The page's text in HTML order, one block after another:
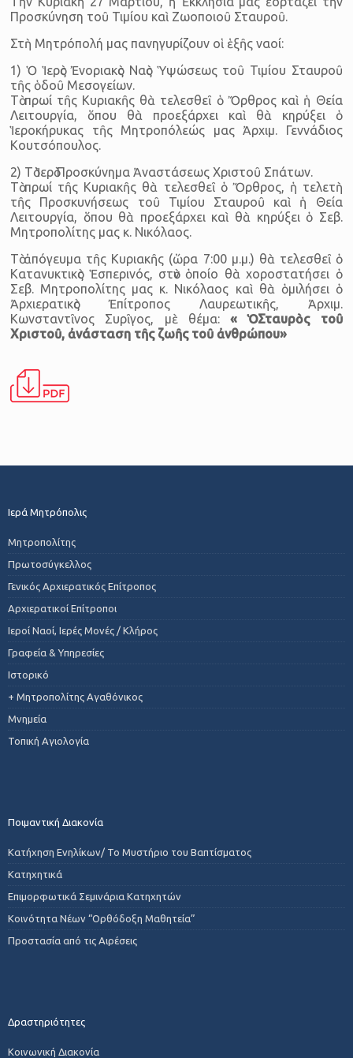
Προσκύνηση τοῦ Τιμίου καὶ Ζωοποιοῦ Σταυροῦ.
Στὴ Μητρόπολή μας πανηγυρίζουν οἱ ἑξῆς ναοί:
1) Ὁ Ἱερὸς Ἐνοριακὸς Ναὸς Ὑψώσεως τοῦ Τιμίου Σταυροῦ
τῆς ὁδοῦ Μεσογείων.
Τὸ πρωί τῆς Κυριακῆς θὰ τελεσθεῖ ὁ Ὄρθρος καὶ ἡ Θεία
Λειτουργία, ὅπου θὰ προεξάρχει καὶ θὰ κηρύξει ὁ
Ἱεροκήρυκας τῆς Μητροπόλεώς μας Ἀρχιμ. Γεννάδιος
Κουτσόπουλος.
2) Τὸ Ἱερὸ Προσκύνημα Ἀναστάσεως Χριστοῦ Σπάτων.
Τὸ πρωί τῆς Κυριακῆς θὰ τελεσθεῖ ὁ Ὄρθρος, ἡ τελετὴ
τῆς Προσκυνήσεως τοῦ Τιμίου Σταυροῦ καὶ ἡ Θεία
Λειτουργία, ὅπου θὰ προεξάρχει καὶ θὰ κηρύξει ὁ Σεβ.
Μητροπολίτης μας κ. Νικόλαος.
Τὸ ἀπόγευμα τῆς Κυριακῆς (ὥρα 7:00 μ.μ.) θὰ τελεσθεῖ ὁ
Κατανυκτικὸς Ἑσπερινός, στὸν ὁποίο θὰ χοροστα­τήσει ὁ
Σεβ. Μητροπολίτης μας κ. Νικό­λαος καὶ θὰ ὁμιλήσει ὁ
Ἀρχιερατικὸς Ἐπίτροπος Λαυρεωτικῆς, Ἀρχιμ.
Κωνσταντῖνος Συρῖγος, μὲ θέμα:« Ὁ Σταυρὸς τοῦ
Χριστοῦ, ἀνάσταση τῆς ζωῆς τοῦ ἀνθρώπου»
Ιερά Μητρόπολις
Μητροπολίτης
Πρωτοσύγκελλος
Γενικός Αρχιερατικός Επίτροπος
Αρχιερατικοί Επίτροποι
Ιεροί Ναοί, Ιερές Μονές / Κλήρος
Γραφεία & Υπηρεσίες
Ιστορικό
+ Μητροπολίτης Αγαθόνικος
Μνημεία
Τοπική Αγιολογία
Ποιμαντική Διακονία
Κατήχηση Ενηλίκων/ Το Μυστήριο του Βαπτίσματος
Κατηχητικά
Επιμορφωτικά Σεμινάρια Κατηχητών
Κοινότητα Νέων “Ορθόδοξη Μαθητεία”
Προστασία από τις Αιρέσεις
Δραστηριότητες
Κοινωνική Διακονία